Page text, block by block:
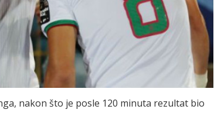
nakon što je posle 120 minuta rezultat bio